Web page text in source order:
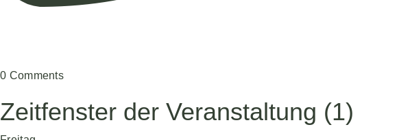
0 Comments
Zeitfenster der Veranstaltung (1)